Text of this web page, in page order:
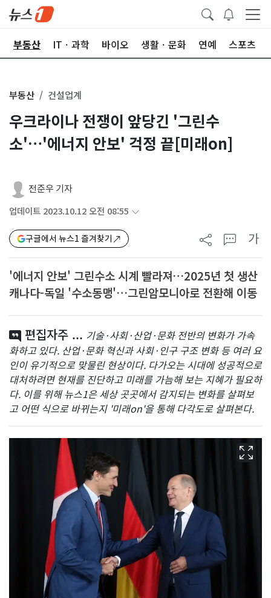
부동산 ITㆍ과학 바이오 생활ㆍ문화 연예 스포츠
부동산 건설업계
우크라이나 전쟁이 앞당긴 '그린수
소'…'에너지 안보' 걱정 끝[미래on]
전준우 기자
업데이트 2023.10.12 오전 08:55
구글에서 뉴스1 즐겨찾기 가
'에너지 안보' 그린수소 시계 빨라져…2025년 첫 생산
캐나다-독일 '수소동맹'…그린암모니아로 전환해 이동
편집자주 ... 기술·사회·산업·문화 전반의 변화가 가속
화하고 있다. 산업·문화 혁신과 사회·인구 구조 변화 등 여러 요
인이 유기적으로 맞물린 현상이다. 다가오는 시대에 성공적으로
대처하려면 현재를 진단하고 미래를 가늠해 보는 지혜가 필요하
다. 이를 위해 뉴스1은 세상 곳곳에서 감지되는 변화를 살펴보
고 어떤 식으로 바뀌는지 '미래on'을 통해 다각도로 살펴본다.